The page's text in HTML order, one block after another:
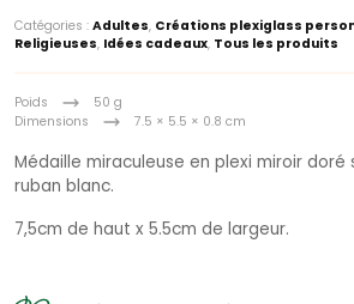
Catégories : Adultes, Créations plexiglass
Religieuses, Idées cadeaux, Tous les produits
Poids
50 g
Dimensions
7.5 × 5.5 × 0.8 cm
Médaille miraculeuse en plexi miroir
ruban blanc.
7,5cm de haut x 5.5cm de largeur.